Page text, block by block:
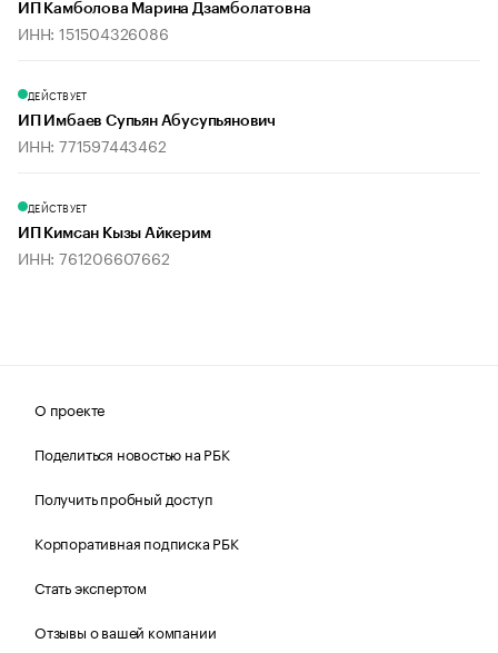
ИП Камболова Марина Дзамболатовна
ИНН: 151504326086
ДЕЙСТВУЕТ
ИП Имбаев Супьян Абусупьянович
ИНН: 771597443462
ДЕЙСТВУЕТ
ИП Кимсан Кызы Айкерим
ИНН: 761206607662
О проекте
Поделиться новостью на РБК
Получить пробный доступ
Корпоративная подписка РБК
Стать экспертом
Отзывы о вашей компании